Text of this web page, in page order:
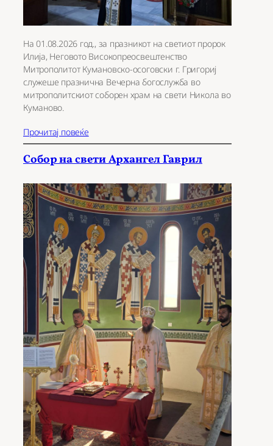
На 01.08.2026 год., за празникот на светиот пророк
Илија, Неговото Високопреосвештенство
Митрополитот Кумановско-осоговски г. Григориј
служеше празнична Вечерна богослужба во
митрополитскиот соборен храм на свети Никола во
Куманово.
Прочитај повеќе
Собор на свети Архангел Гаврил